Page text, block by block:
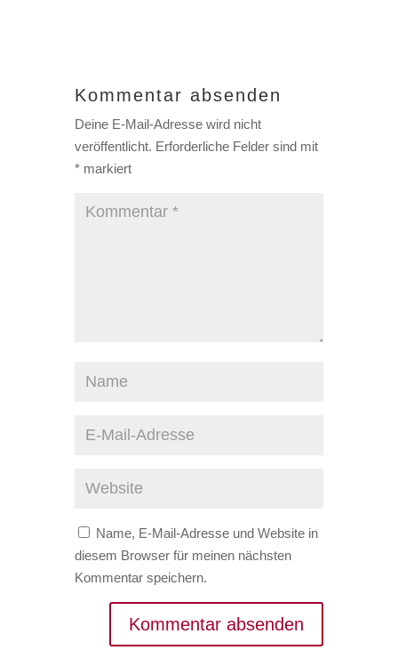
Kommentar absenden
Deine E-Mail-Adresse wird nicht
veröffentlicht. Erforderliche Felder sind mit
* markiert
Name, E-Mail-Adresse und Website in
diesem Browser für meinen nächsten
Kommentar speichern.